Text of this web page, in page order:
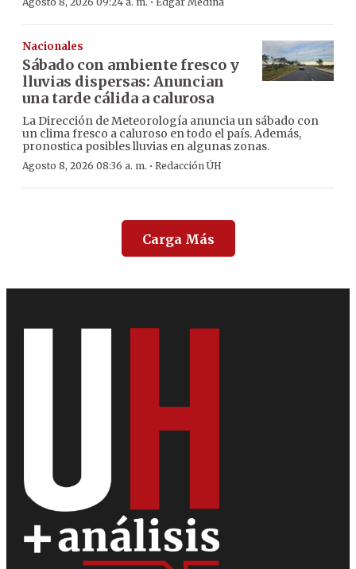
Nacionales
Sábado con ambiente fresco y
lluvias dispersas: Anuncian
una tarde cálida a calurosa
La Dirección de Meteorología anuncia un sábado con
un clima fresco a caluroso en todo el país. Además,
pronostica posibles lluvias en algunas zonas.
Agosto 8, 2026 08:36 a. m. · Redacción ÚH
Carga Más